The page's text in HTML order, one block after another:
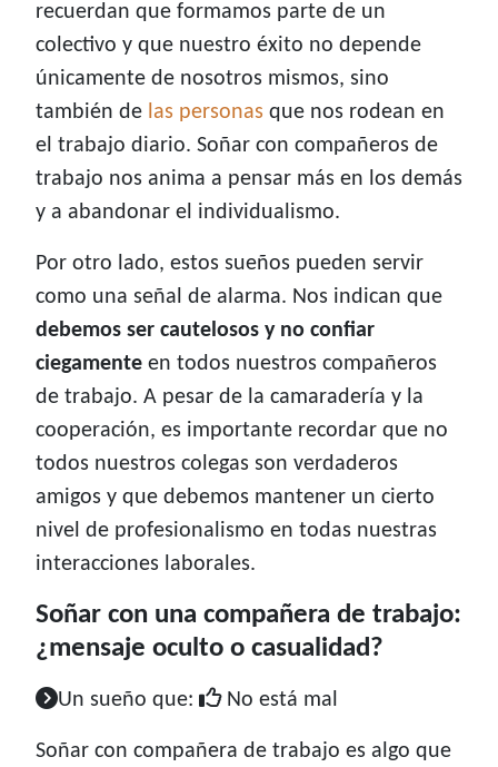
recuerdan que formamos parte de un
colectivo y que nuestro éxito no depende
únicamente de nosotros mismos, sino
también de las personas que nos rodean en
el trabajo diario. Soñar con compañeros de
trabajo nos anima a pensar más en los demás
y a abandonar el individualismo.
Por otro lado, estos sueños pueden servir
como una señal de alarma. Nos indican que
debemos ser cautelosos y no confiar
ciegamente en todos nuestros compañeros
de trabajo. A pesar de la camaradería y la
cooperación, es importante recordar que no
todos nuestros colegas son verdaderos
amigos y que debemos mantener un cierto
nivel de profesionalismo en todas nuestras
interacciones laborales.
Soñar con una compañera de trabajo:
¿mensaje oculto o casualidad?
Un sueño que: No está mal
Soñar con compañera de trabajo es algo que